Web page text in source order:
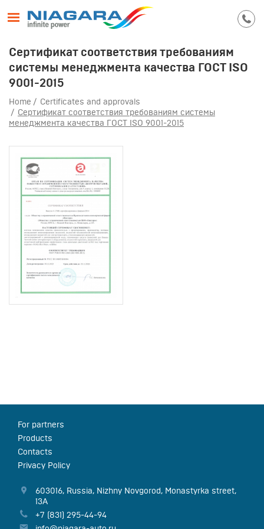
Сертификат соответствия требованиям
системы менеджмента качества ГОСТ ISO
9001-2015
Home
Certificates and approvals
Сертификат соответствия требованиям системы
менеджмента качества ГОСТ ISO 9001-2015
For partners
Products
Contacts
Privacy Policy
603016, Russia, Nizhny Novgorod, Monastyrka street,
13А
+7 (831) 295-44-94